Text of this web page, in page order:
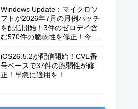
Windows Update：マイクロソ
フトが2026年7月の月例パッチ
を配信開始！3件のゼロデイ含
む570件の脆弱性を修正！今す
iOS26.5.2が配信開始！CVE番
号ベースで37件の脆弱性が修
正！早急に適用を！